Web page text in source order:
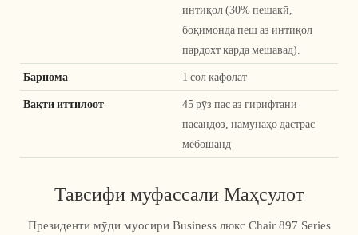
интиқол (30% пешакӣ,
боқимонда пеш аз интиқол
пардохт карда мешавад).
Барнома 1 сол кафолат
Вақти иттилоот
45 рӯз пас аз гирифтани
пасандоз, намунаҳо дастрас
мебошанд
Тавсифи муфассали Маҳсулот
Президенти мӯди муосири Business люкс Chair 897 Series